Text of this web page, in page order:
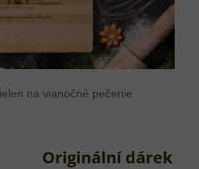
na vianočné pečenie
Originální dárek